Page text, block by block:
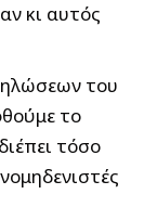
κι αυτός
του
το
τόσο